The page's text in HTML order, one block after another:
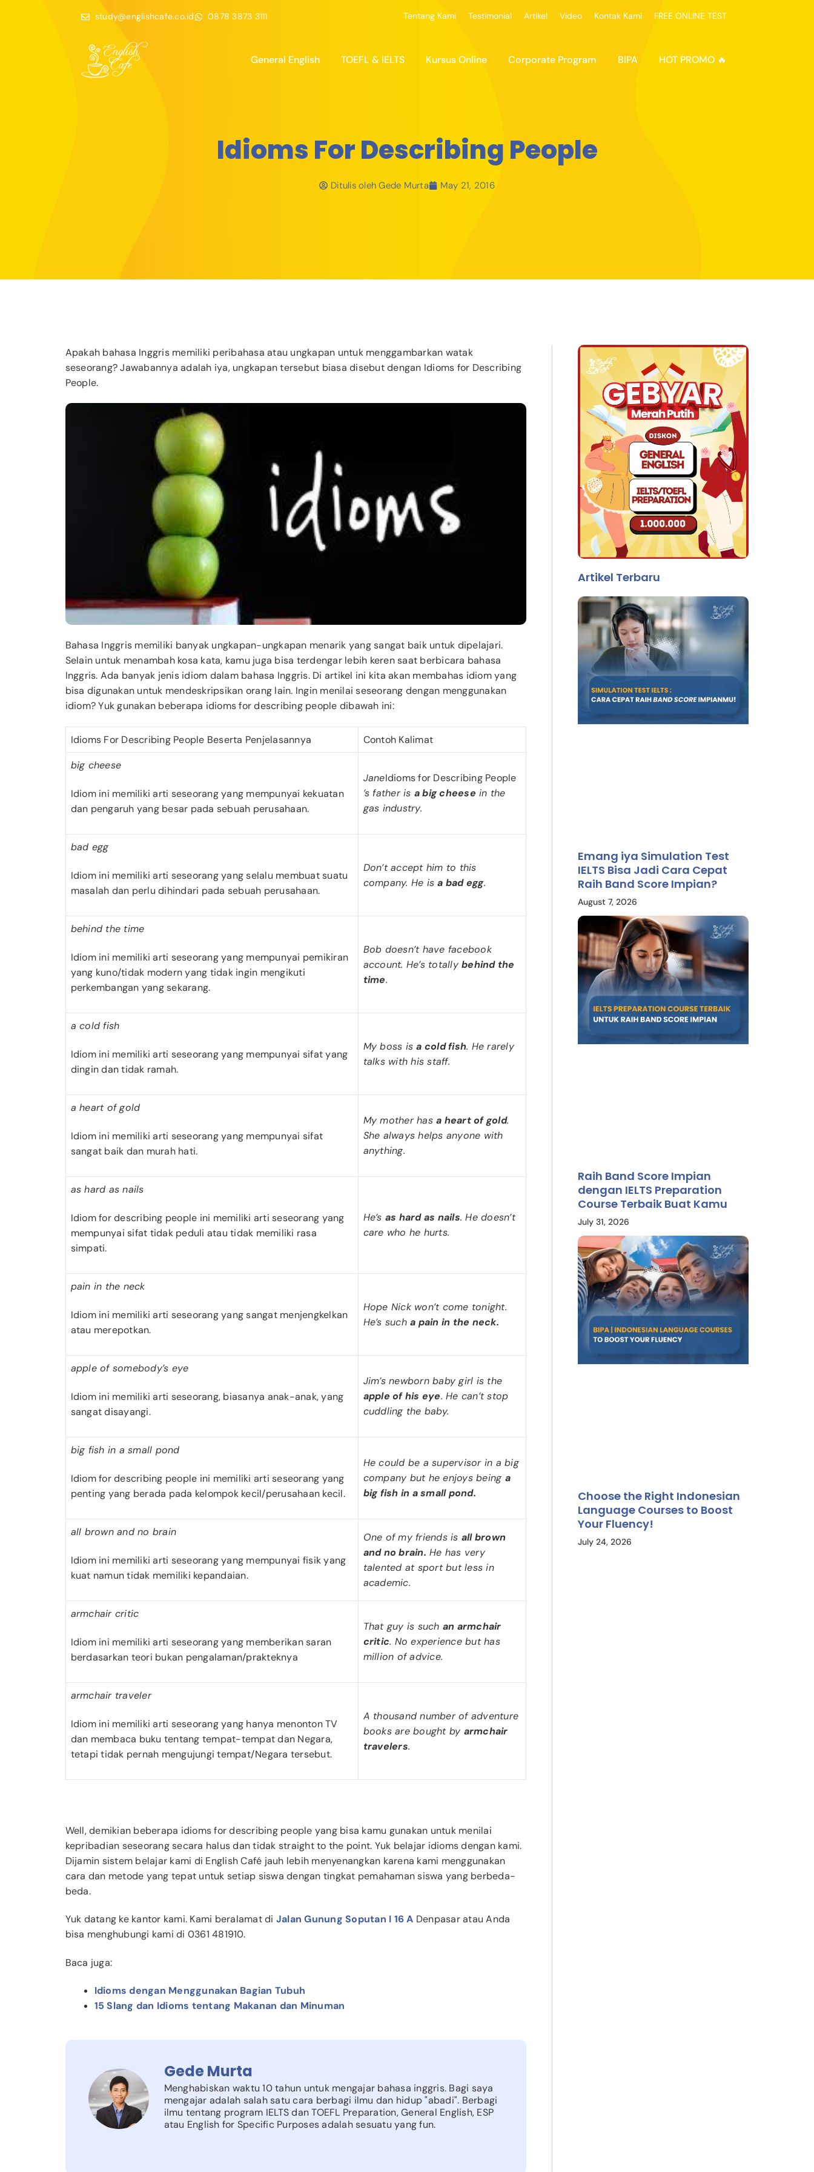
study@englishcafe.co.id 0878 3873 3111 Tentang Kami Testimonial Artikel Video Kontak Kami FREE ONLINE TEST
General English TOEFL & IELTS Kursus Online Corporate Program BIPA HOT PROMO 🔥
Idioms For Describing People
Ditulis oleh Gede Murta May 21, 2016
Apakah bahasa Inggris memiliki peribahasa atau ungkapan untuk menggambarkan watak
seseorang? Jawabannya adalah iya, ungkapan tersebut biasa disebut dengan Idioms for Describing
People.
Bahasa Inggris memiliki banyak ungkapan-ungkapan menarik yang sangat baik untuk dipelajari.
Selain untuk menambah kosa kata, kamu juga bisa terdengar lebih keren saat berbicara bahasa
Inggris. Ada banyak jenis idiom dalam bahasa Inggris. Di artikel ini kita akan membahas idiom yang
bisa digunakan untuk mendeskripsikan orang lain. Ingin menilai seseorang dengan menggunakan
idiom? Yuk gunakan beberapa idioms for describing people dibawah ini:
Idioms For Describing People Beserta Penjelasannya
Contoh Kalimat
big cheese
Idiom ini memiliki arti seseorang yang mempunyai kekuatan
dan pengaruh yang besar pada sebuah perusahaan.
JaneIdioms for Describing People
’s father is a big cheese in the
gas industry.
bad egg
Idiom ini memiliki arti seseorang yang selalu membuat suatu
masalah dan perlu dihindari pada sebuah perusahaan.
Don’t accept him to this
company. He isa bad egg.
behind the time
Idiom ini memiliki arti seseorang yang mempunyai pemikiran
yang kuno/tidak modern yang tidak ingin mengikuti
perkembangan yang sekarang.
Bob doesn’t have facebook
account. He’s totallybehind the
time.
a cold fish
Idiom ini memiliki arti seseorang yang mempunyai sifat yang
dingin dan tidak ramah.
My boss isa cold fish. He rarely
talks with his staff.
a heart of gold
Idiom ini memiliki arti seseorang yang mempunyai sifat
sangat baik dan murah hati.
My mother hasa heart of gold.
She always helps anyone with
anything.
as hard as nails
Idiom for describing people ini memiliki arti seseorang yang
mempunyai sifat tidak peduli atau tidak memiliki rasa
simpati.
He’s as hard as nails. He doesn’t
care who he hurts.
pain in the neck
Idiom ini memiliki arti seseorang yang sangat menjengkelkan
atau merepotkan.
Hope Nick won’t come tonight.
He’s sucha pain in the neck.
apple of somebody’s eye
Idiom ini memiliki arti seseorang, biasanya anak-anak, yang
sangat disayangi.
Jim’s newborn baby girl is the
apple of his eye. He can’t stop
cuddling the baby.
big fish in a small pond
Idiom for describing people ini memiliki arti seseorang yang
penting yang berada pada kelompok kecil/perusahaan kecil.
He could be a supervisor in a big
company but he enjoys being a
big fish in a small pond.
all brown and no brain
Idiom ini memiliki arti seseorang yang mempunyai fisik yang
kuat namun tidak memiliki kepandaian.
One of my friends is all brown
and no brain. He has very
talented at sport but less in
academic.
armchair critic
Idiom ini memiliki arti seseorang yang memberikan saran
berdasarkan teori bukan pengalaman/prakteknya
That guy is such an armchair
critic. No experience but has
million of advice.
armchair traveler
Idiom ini memiliki arti seseorang yang hanya menonton TV
dan membaca buku tentang tempat-tempat dan Negara,
tetapi tidak pernah mengujungi tempat/Negara tersebut.
A thousand number of adventure
books are bought by armchair
travelers.
Well, demikian beberapa idioms for describing people yang bisa kamu gunakan untuk menilai
kepribadian seseorang secara halus dan tidak straight to the point. Yuk belajar idioms dengan kami.
Dijamin sistem belajar kami di English Café jauh lebih menyenangkan karena kami menggunakan
cara dan metode yang tepat untuk setiap siswa dengan tingkat pemahaman siswa yang berbeda-
beda.
Yuk datang ke kantor kami. Kami beralamat di Jalan Gunung Soputan I 16 A Denpasar atau Anda
bisa menghubungi kami di 0361 481910.
Baca juga:
Idioms dengan Menggunakan Bagian Tubuh
15 Slang dan Idioms tentang Makanan dan Minuman
Gede Murta
Menghabiskan waktu 10 tahun untuk mengajar bahasa inggris. Bagi saya
mengajar adalah salah satu cara berbagi ilmu dan hidup "abadi". Berbagi
ilmu tentang program IELTS dan TOEFL Preparation, General English, ESP
atau English for Specific Purposes adalah sesuatu yang fun.
Artikel Terbaru
Emang iya Simulation Test
IELTS Bisa Jadi Cara Cepat
Raih Band Score Impian?
August 7, 2026
Raih Band Score Impian
dengan IELTS Preparation
Course Terbaik Buat Kamu
July 31, 2026
Choose the Right Indonesian
Language Courses to Boost
Your Fluency!
July 24, 2026